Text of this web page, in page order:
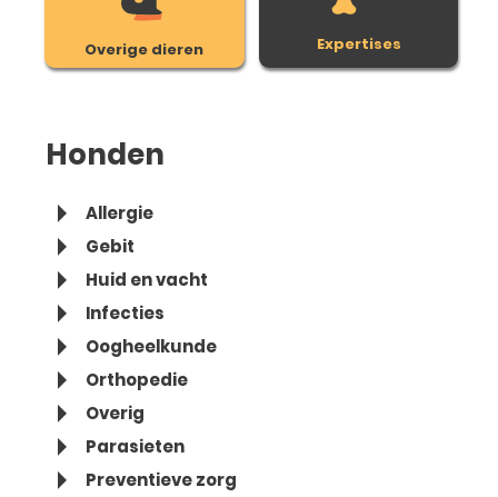
Overige dieren Expertises
Honden
Allergie
Gebit
Huid en vacht
Infecties
Oogheelkunde
Orthopedie
Overig
Parasieten
Preventieve zorg